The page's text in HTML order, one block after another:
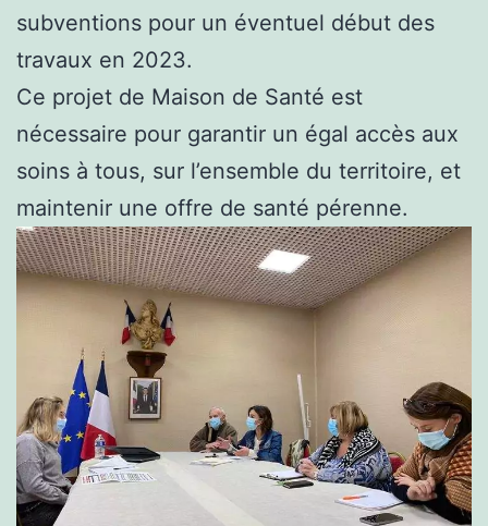
subventions pour un éventuel début des
travaux en 2023.
Ce projet de Maison de Santé est
nécessaire pour garantir un égal accès aux
soins à tous, sur l’ensemble du territoire, et
maintenir une offre de santé pérenne.